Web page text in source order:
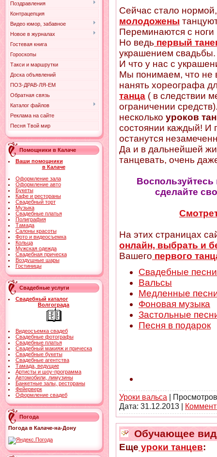
Поздравления
Контрацепция
Видео юмор, забавное
Новое в журналах
Гостевая книга
Гороскопы
Такси и маршрутки
Доска объявлений
ПОЗ-ДРАВ-ЛЯ-ЕМ
Обратная связь
Каталог файлов
Реклама на сайте
Песня Твой мир
Помощники в Калаче
Ваши помощники
в Калаче
Оформление зала
Оформление авто
Букеты
Кафе и рестораны
Свадебный торт
Музыка
Свадебные платья
Полиграфия
Тамада
Салоны красоты
Фото и видеосъемка
Кольца
Мужская одежда
Свадебная прическа
Воздушные шары
Гостиницы
Свадебные услуги
Свадебный каталог
Волгограда
Видеосъемка свадеб
Свадебные фотографы
Свадебные платья
Свадебный макияж и прическа
Свадебные букеты
Свадебные агентства
Тамада, ведущие
Артисты и шоу-программа
Автомобили, лимузины
Банкетные залы, рестораны
Фейерверк
Оформление свадеб
Погода
Погода в Калаче-на-Дону
Сейчас стало
молодожены
Переминаются с
Но ведь первый
украшением свадьбы.
И что у нас с
Мы понимаем, что не
нанять хореографа
танца ( в следствии
ограничении
несколько уроков
состоянии каждый! И
останутся
Да и в дальнейшей
танцевать, очень
сделайте
На этих страницах
онлайн, выбрать и
Вашего первого
Свадебные
Вальсы
Медленные
Фоновая музыка
Застольные
Песня в подарок
Уроки вальса |
Дата: 31.12.2013 |
Обучающее
Еще уроки танцев: